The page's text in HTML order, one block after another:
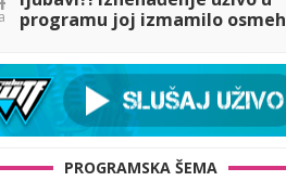
programu joj izmamilo osmeh
ceduljici koju je dobila! (VIDEO
PROGRAMSKA ŠEMA